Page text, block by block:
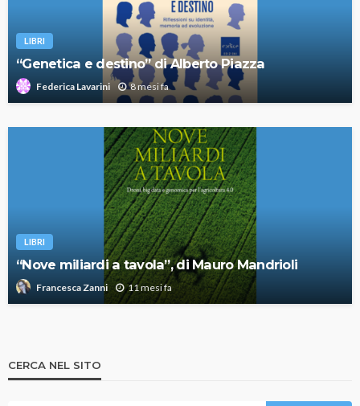
LIBRI
“Genetica e destino” di Alberto Piazza
Federica Lavarini 8 mesi fa
LIBRI
“Nove miliardi a tavola”, di Mauro Mandrioli
Francesca Zanni 11 mesi fa
CERCA NEL SITO